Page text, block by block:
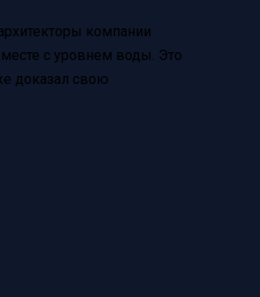
компании
с уровнем воды. Это
доказал свою